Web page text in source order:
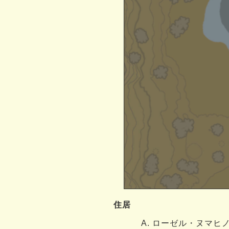
住居
ローゼル・ヌマヒ